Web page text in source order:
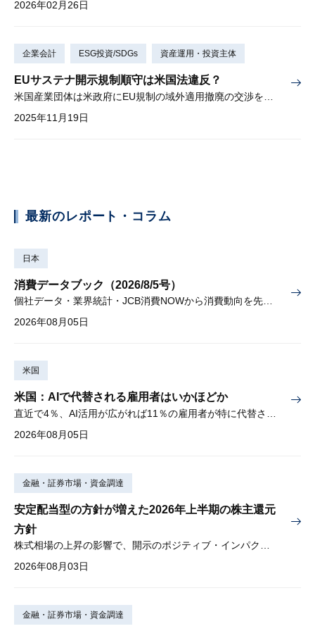
2026年02月26日
企業会計 ESG投資/SDGs 資産運用・投資主体
EUサステナ開示規制順守は米国法違反？
2025年11月19日
最新のレポート・コラム
日本
消費データブック（2026/8/5号）
個社データ・業界統計・JCB消費NOWから消費動向を先取り
2026年08月05日
米国
米国：AIで代替される雇用者はいかほどか
2026年08月05日
金融・証券市場・資金調達
安定配当型の方針が増えた2026年上半期の株主還元
方針
株式相場の上昇の影響で、開示のポジティブ・インパクトは低下
2026年08月03日
金融・証券市場・資金調達